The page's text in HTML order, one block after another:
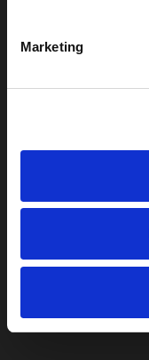
Marketing
Evenimente
festivaluri
Pentru copii